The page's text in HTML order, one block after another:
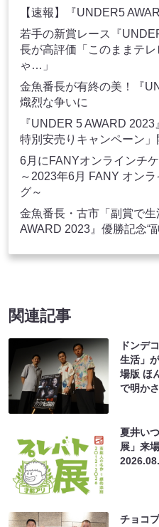
【速報】『UNDER5
若手の新賞レース『
長が高評価「このままテ
ゃ…」
金魚番長が有終の美！『
熾烈な争いに
『UNDER 5 AWARD 2023
特別安売りキャンペーン」
6月にFANYオンラインチ
～2023年6月 FANY オン
グ～
金魚番長・古市「副賞で
AWARD 2023』優勝記念“
関連記事
ドンデ
生活」
場版 ほ
で明か
夏井い
展」来
チョコ